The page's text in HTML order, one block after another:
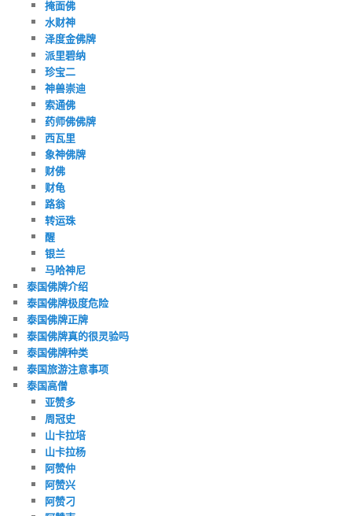
掩面佛
水财神
泽度金佛牌
派里碧纳
珍宝二
神兽崇迪
索通佛
药师佛佛牌
西瓦里
象神佛牌
财佛
财龟
路翁
转运珠
醒
银兰
马哈神尼
泰国佛牌介绍
泰国佛牌极度危险
泰国佛牌正牌
泰国佛牌真的很灵验吗
泰国佛牌种类
泰国旅游注意事项
泰国高僧
亚赞多
周冠史
山卡拉培
山卡拉杨
阿赞仲
阿赞兴
阿赞刁